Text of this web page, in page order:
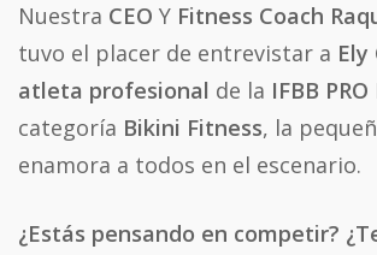
Nuestra CEO Y Fitness Coach
tuvo el placer de entrevistar a Ely
atleta profesional de la IFBB PRO
categoría Bikini Fitness, la
enamora a todos en el escenario.
¿Estás pensando en competir?